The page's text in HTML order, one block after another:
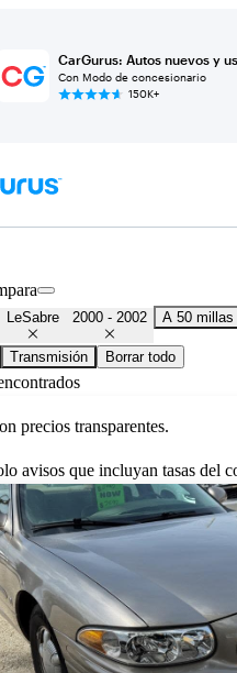
CarGurus: Autos nuevos y
Con Modo de concesionario
150K+
LeSabre 2000 - 2002 A 50
Transmisión Borrar todo
precios transparentes.
avisos que incluyan tasas del